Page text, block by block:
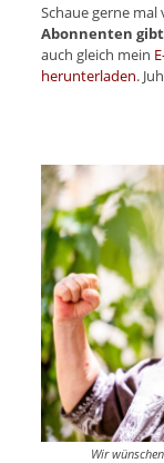
Schaue gerne
Abonnenten
auch gleich mein
herunterladen.
Wir